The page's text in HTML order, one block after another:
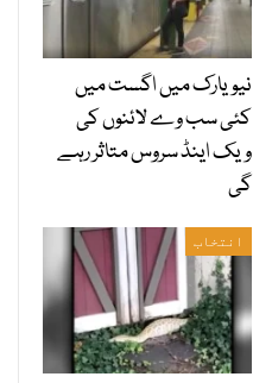
نیویارک میں اگست میں
کئی سب وے لائنوں کی
ویک اینڈ سروس متاثر رہے
گی
انتخاب